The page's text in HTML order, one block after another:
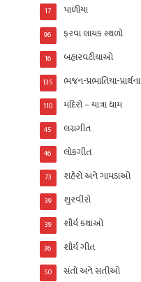
પાળીયા
17
ફરવા લાયક સ્થળો
96
બહારવટીયાઓ
16
ભજન-પ્રભાતિયા-પ્રાર્થના
135
મંદિરો – યાત્રા ધામ
110
લગ્નગીત
45
લોકગીત
46
શહેરો અને ગામડાઓ
73
શુરવીરો
39
શૌર્ય કથાઓ
39
શૌર્ય ગીત
36
સંતો અને સતીઓ
50